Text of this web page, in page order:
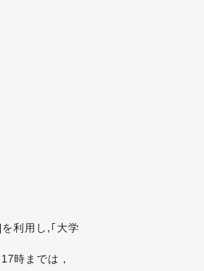
利用し,｢大学
時までは，